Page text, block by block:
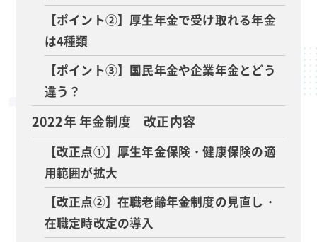
【ポイント②】厚生年金で受け取れる年金
は4種類
【ポイント③】国民年金や企業年金とどう
違う？
2022年 年金制度 改正内容
【改正点①】厚生年金保険・健康保険の適
用範囲が拡大
【改正点②】在職老齢年金制度の見直し・
在職定時改定の導入